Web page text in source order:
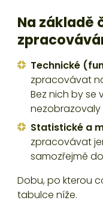
Na základě
Technické
zpracovávat
Bez nich by se
nezobrazovaly
Statistické a
zpracovávat
samozřejmě
Dobu, po kterou
tabulce níže.